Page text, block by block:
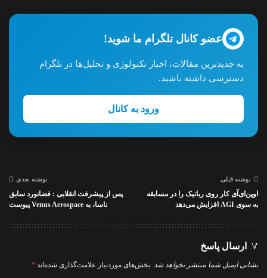
عضو کانال تلگرام ما شوید!
به جدیدترین مقالات، اخبار تکنولوژی و تحلیل‌ها در تلگرام
دسترسی داشته باشید.
ورود به کانال
نوشته قبلی
اوپن‌ای‌آی کار روی رباتیک را در مسابقه
به سوی AGI افزایش می‌دهد
نوشته بعدی
پس از پیشرفت انقلابی : فضانورد سابق
ناسا، به Venus Aerospace پیوست
ارسال پاسخ
نشانی ایمیل شما منتشر نخواهد شد. بخش‌های موردنیاز علامت‌گذاری شده‌اند *